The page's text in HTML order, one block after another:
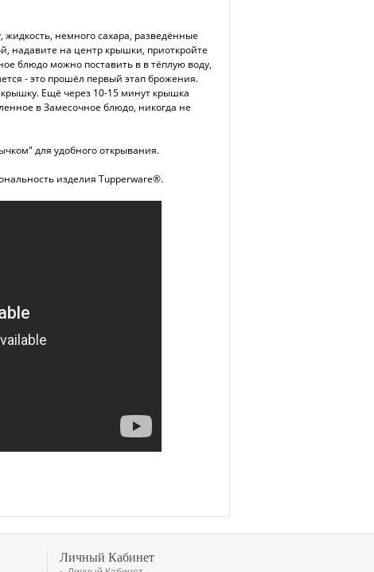
немного сахара, разведённые
надавите на центр крышки, приоткройте
блюдо можно поставить в в тёплую воду,
- это прошёл первый этап брожения.
Ещё через 10-15 минут крышка
в Замесочное блюдо, никогда не
для удобного открывания.
изделия Tupperware®.
Личный Кабинет